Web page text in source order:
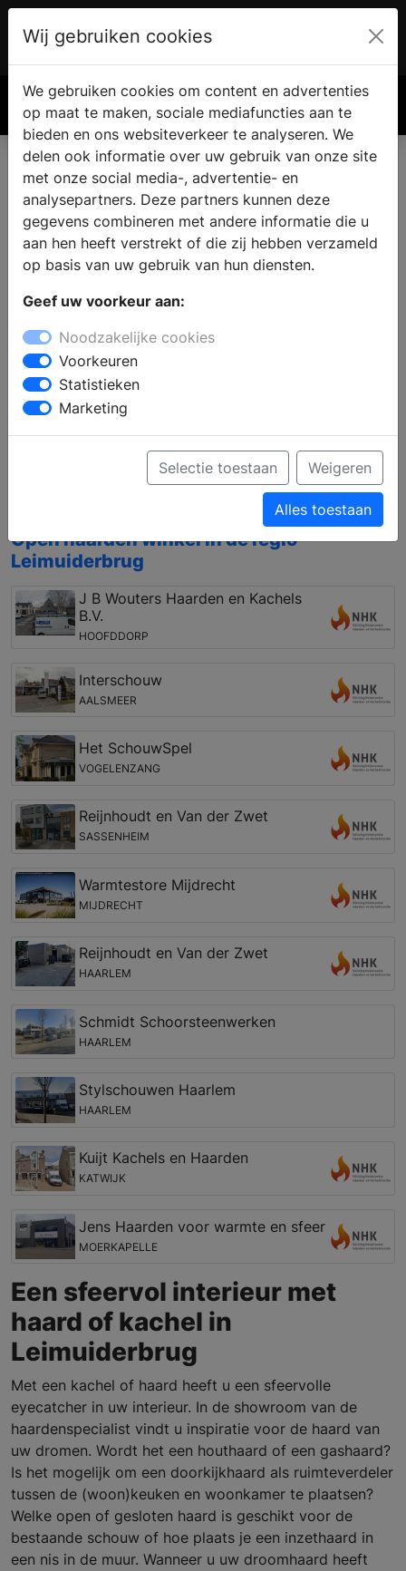
€ 0.00
Eigen haard of kachel vinden
in Leimuiderbrug
Leimuiderbrug kunt u inspiratie op doen bij de
haardenspecialist. Bij een specialist zijn verschillende
soorten haarden te bezichtigen en kunt u uitzoeken
wat de mogelijkheden zijn voor uw woning, interieur
en budget. Bij de haardenspeciaalzaak vindt u alles op
het gebied van houthaarden en gashaarden,
vrijstaand en inbouw, of pellet kachels, houtkachels
en gaskachels. Bovendien kunt u zich laten
informeren over een vakkundige installatie en de
Open haarden winkel in de regio
Leimuiderbrug
J B Wouters Haarden en Kachels
B.V.
HOOFDDORP
Interschouw
AALSMEER
Het SchouwSpel
VOGELENZANG
Reijnhoudt en Van der Zwet
SASSENHEIM
Warmtestore Mijdrecht
MIJDRECHT
Reijnhoudt en Van der Zwet
HAARLEM
Schmidt Schoorsteenwerken
HAARLEM
Stylschouwen Haarlem
HAARLEM
Kuijt Kachels en Haarden
KATWIJK
Jens Haarden voor warmte en sfeer
MOERKAPELLE
Een sfeervol interieur met
haard of kachel in
Leimuiderbrug
Met een kachel of haard heeft u een sfeervolle
eyecatcher in uw interieur. In de showroom van de
haardenspecialist vindt u inspiratie voor de haard van
uw dromen. Wordt het een houthaard of een gashaard?
Is het mogelijk om een doorkijkhaard als ruimteverdeler
tussen de (woon)keuken en woonkamer te plaatsen?
Welke open of gesloten haard is geschikt voor de
bestaande schouw of hoe plaats je een inzethaard in
een nis in de muur. Wanneer u uw droomhaard heeft
Wij gebruiken cookies
We gebruiken cookies om content en advertenties
op maat te maken, sociale mediafuncties aan te
bieden en ons websiteverkeer te analyseren. We
delen ook informatie over uw gebruik van onze site
met onze social media-, advertentie- en
analysepartners. Deze partners kunnen deze
gegevens combineren met andere informatie die u
aan hen heeft verstrekt of die zij hebben verzameld
op basis van uw gebruik van hun diensten.
Geef uw voorkeur aan:
Noodzakelijke cookies
Voorkeuren
Statistieken
Marketing
Selectie toestaan Weigeren
Alles toestaan